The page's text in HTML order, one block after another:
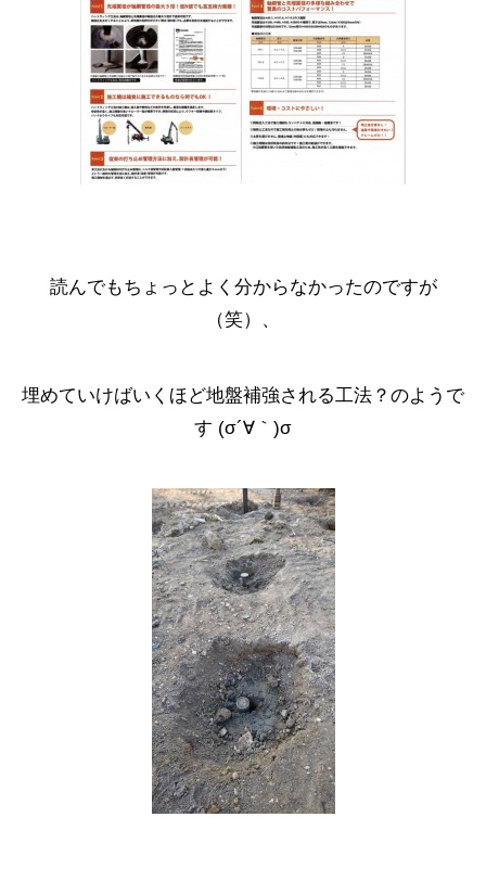
読んでもちょっとよく分からなかったのですが
（笑）、
埋めていけばいくほど地盤補強される工法？のようで
す (σ´∀｀)σ